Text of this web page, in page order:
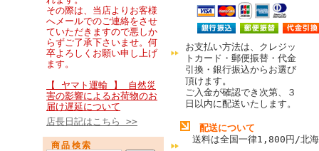
その際は、当店よりお客様
へメールでのご連絡をさせ
ていただきますので悪しか
らずご了承下さいませ。何
卒よろしくお願い申し上げ
ます。
【 ヤマト運輸 】 自然災
害の影響によるお荷物のお
届け遅延について
店長日記はこちら >>
商品検索
お支払い方法は、クレジッ
トカード・郵便振替・代金
引換・銀行振込からお選び
頂けます。
ご入金が確認でき次第、３
日以内に配送いたします。
配送について
送料は全国一律1,800円/北